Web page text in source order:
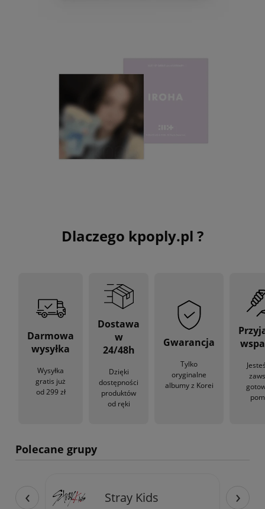
Dlaczego kpoply.pl ?
Darmowa
wysyłka
Wysyłka
gratis już
od 299 zł
Dostawa
w
24/48h
Dzięki
dostępności
produktów
od ręki
Gwarancja
Tylko
oryginalne
albumy z Korei
Polecane grupy
Stray Kids
‹ ›